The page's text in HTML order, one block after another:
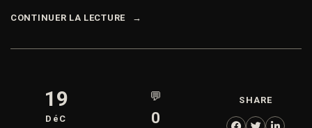
CONTINUER LA LECTURE
19
DéC
💬
0
SHARE